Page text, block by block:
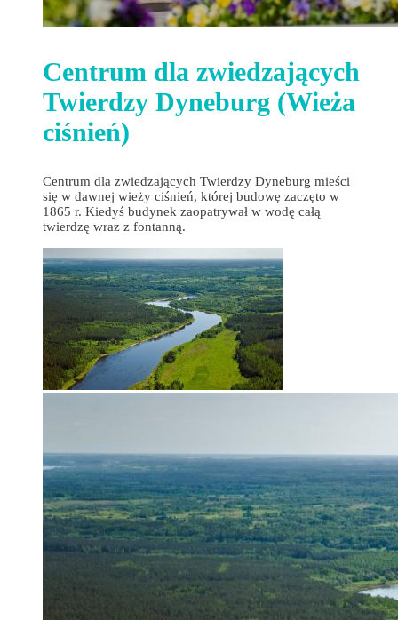
Centrum dla zwiedzających
Twierdzy Dyneburg (Wieża
ciśnień)
Centrum dla zwiedzających Twierdzy Dyneburg mieści
się w dawnej wieży ciśnień, której budowę zaczęto w
1865 r. Kiedyś budynek zaopatrywał w wodę całą
twierdzę wraz z fontanną.